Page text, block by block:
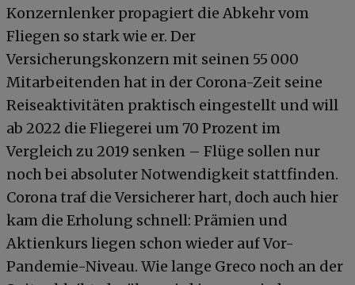
Konzernlenker propagiert die Abkehr vom
Fliegen so stark wie er. Der
Versicherungskonzern mit seinen 55 000
Mitarbeitenden hat in der Corona-Zeit seine
Reiseaktivitäten praktisch eingestellt und will
ab 2022 die Fliegerei um 70 Prozent im
Vergleich zu 2019 senken – Flüge sollen nur
noch bei absoluter Notwendigkeit stattfinden.
Corona traf die Versicherer hart, doch auch hier
kam die Erholung schnell: Prämien und
Aktienkurs liegen schon wieder auf Vor-
Pandemie-Niveau. Wie lange Greco noch an der